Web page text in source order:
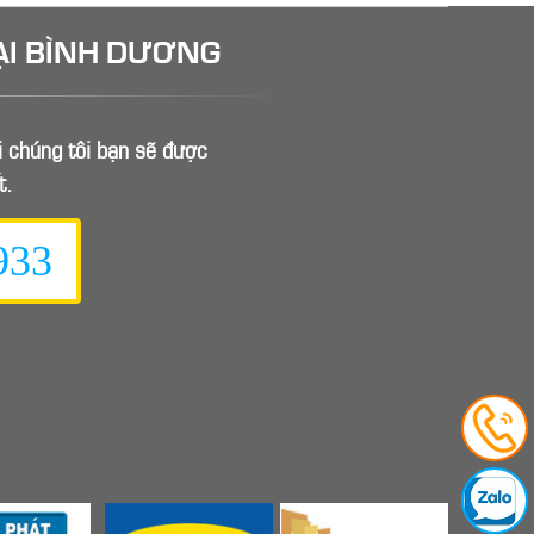
BÌNH DƯƠNG
tôi bạn sẽ được